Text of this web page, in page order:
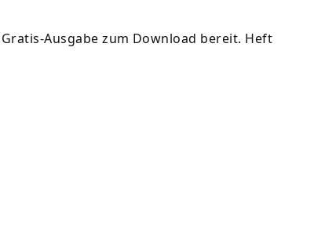
Ausgabe zum Download bereit. Heft